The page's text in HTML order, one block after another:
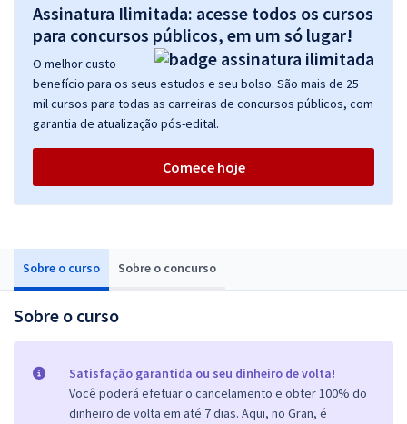
Sobre o curso Sobre o concurso
Sobre o curso
Satisfação garantida ou seu dinheiro de volta!
Você poderá efetuar o cancelamento e obter 100% do
dinheiro de volta em até 7 dias. Aqui, no Gran, é
Assinatura Ilimitada: acesse todos os cursos
para concursos públicos, em um só lugar!
O melhor custo
benefício para os seus estudos e seu bolso. São mais de 25
mil cursos para todas as carreiras de concursos públicos, com
garantia de atualização pós-edital.
Comece hoje